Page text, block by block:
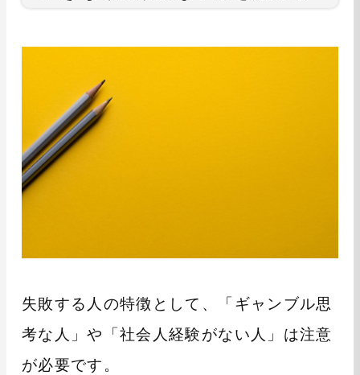
失敗する人の特徴として、「ギャンブル思
考な人」や「社会人経験がない人」は注意
が必要です。